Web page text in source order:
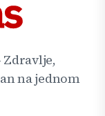
na jednom